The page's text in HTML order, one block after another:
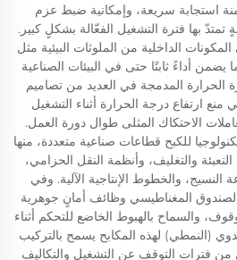
استجابة سريعة، وإمكانية ضبط عزم
بها فترة التشغيل الفعّالة بشكلٍ كبير.
الداخلية من الملوثات البيئية مثل
يضمن أداءً ثابتًا حتى في البيئات الصناعية
الحرارة المدمجة في العديد من تصاميم
ارتفاع درجة الحرارة أثناء التشغيل
الاحتكاك المثلى طوال دورة العمل.
للكبح قطاعات صناعية متعددة، منها
والتغليف، وأنظمة النقل الحزامي،
النسيج، والخطوط الإنتاجية الآلية. وفي
المغناطيسي وظائف أمانٍ جوهرية
والسماح بالهبوط الخاضع للتحكم أثناء
(النمطي) لهذه المكابح يسمح بالتركيب
من فترات التوقف عن التشغيل والتكاليف